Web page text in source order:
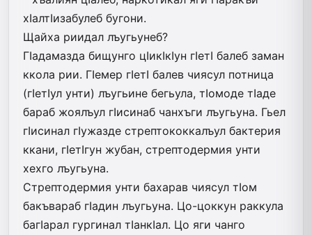
хIалтIизабулеб бугони.
Щайха риидал лъугьунеб?
ГIадамазда бищунго цIикIкIун гIетI балеб заман
ккола рии. ГIемер гIетI балев чиясул потница
(гIетIул унти) лъугьине бегьула, тIомоде тIаде
бараб жоялъул гIисинаб чанхъги лъугьуна. Гьел
гIисинал гIужазде стрептококкалъул бактерия
ккани, гIетIгун жубан, стрептодермия унти
хехго лъугьуна.
Стрептодермия унти бахарав чиясул тIом
бакъвараб гIадин лъугьуна. Цо-цоккун раккула
багIарал гургинал тIанкIал. Цо яги чанго